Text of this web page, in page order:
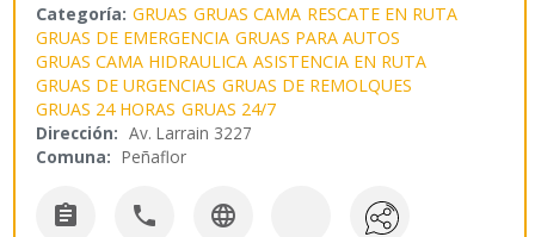
Categoría: GRUAS GRUAS CAMA RESCATE EN RUTA
GRUAS DE EMERGENCIA GRUAS PARA AUTOS
GRUAS CAMA HIDRAULICA ASISTENCIA EN RUTA
GRUAS DE URGENCIAS GRUAS DE REMOLQUES
GRUAS 24 HORAS GRUAS 24/7
Dirección: Av. Larrain 3227
Comuna: Peñaflor
  